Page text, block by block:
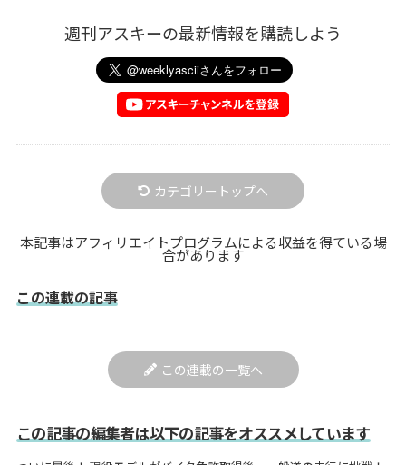
週刊アスキーの最新情報を購読しよう
カテゴリートップへ
本記事はアフィリエイトプログラムによる収益を得ている場
合があります
この連載の記事
この連載の一覧へ
この記事の編集者は以下の記事をオススメしています